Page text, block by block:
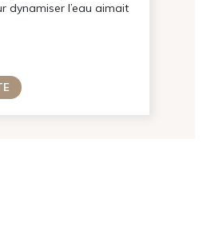
dynamiser l’eau aimait